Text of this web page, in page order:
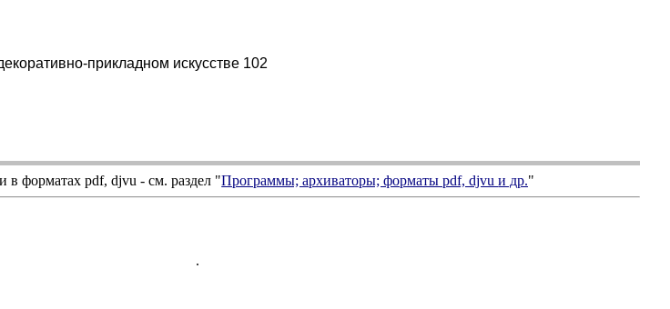
прикладном искусстве 102
в форматахpdf,djvu - см. раздел "Программы; архиваторы; форматыpdf, djvuи др."
.